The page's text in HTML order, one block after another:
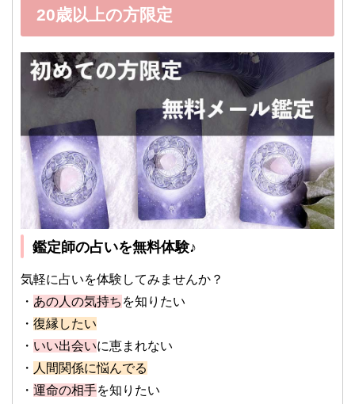
20歳以上の方限定
鑑定師の占いを無料体験♪
気軽に占いを体験してみませんか？
・ あの人の気持ち を知りたい
・ 復縁したい
・ いい出会いに恵まれない
・ 人間関係に悩んでる
・ 運命の相手を知りたい